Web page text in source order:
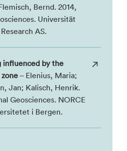
Bernd. 2014,
Universität
AS.
influenced by the
– Elenius, Maria;
Jan; Kalisch, Henrik.
Geosciences. NORCE
i Bergen.